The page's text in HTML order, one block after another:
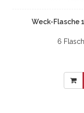
Weck-Flasche
6